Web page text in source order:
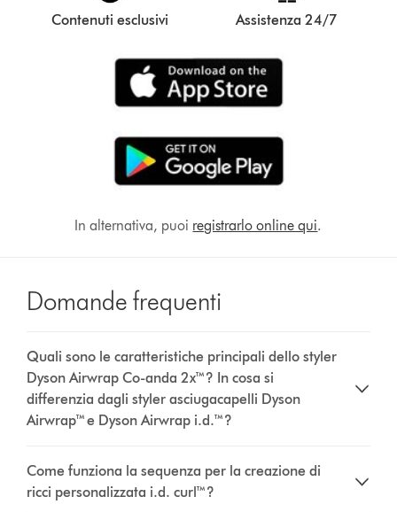
Contenuti esclusivi Assistenza 24/7
In alternativa, puoi registrarlo online qui.
Domande frequenti
Quali sono le caratteristiche principali dello styler
Dyson Airwrap Co-anda 2x™? In cosa si
differenzia dagli styler asciugacapelli Dyson
Airwrap™ e Dyson Airwrap i.d.™?
Come funziona la sequenza per la creazione di
ricci personalizzata i.d. curl™?